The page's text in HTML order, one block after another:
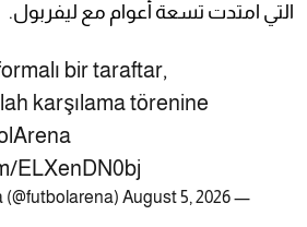
التي امتدت تسعة أعوام مع ليفربول.
bir taraftar,
karşılama törenine
ELXenDN0bj
— FutbolArena (@futbolarena)
August 5, 2026